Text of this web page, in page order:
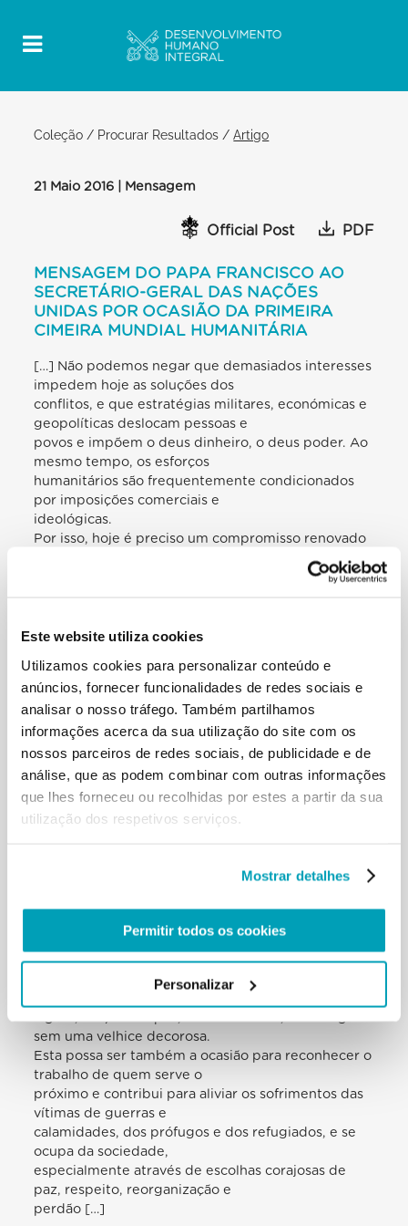
Este website utiliza cookies
Utilizamos cookies para personalizar conteúdo e
anúncios, fornecer funcionalidades de redes sociais e
analisar o nosso tráfego. Também partilhamos
informações acerca da sua utilização do site com os
nossos parceiros de redes sociais, de publicidade e de
análise, que as podem combinar com outras informações
que lhes forneceu ou recolhidas por estes a partir da sua
utilização dos respetivos serviços.
Mostrar detalhes
Permitir todos os cookies
Personalizar
Coleção / Procurar Resultados /Artigo
21 Maio 2016 | Mensagem
Official Post PDF
MENSAGEM DO PAPA FRANCISCO AO
SECRETÁRIO-GERAL DAS NAÇÕES
UNIDAS POR OCASIÃO DA PRIMEIRA
CIMEIRA MUNDIAL HUMANITÁRIA
[…] Não podemos negar que demasiados interesses
impedem hoje as soluções dos
conflitos, e que estratégias militares, económicas e
geopolíticas deslocam pessoas e
povos e impõem o deus dinheiro, o deus poder. Ao
mesmo tempo, os esforços
humanitários são frequentemente condicionados
por imposições comerciais e
ideológicas.
Por isso, hoje é preciso um compromisso renovado
na sua vida quotidiana e salvaguardar a sua
Contemporaneamente, é
cultural e social dos povos; sem
que isto leve a fechamentos mas que favoreça a
cooperação, o diálogo e,
especialmente, a paz.
«Não deixar ninguém para trás» e «Fazer o melhor
que pudermos» pedem-nos que
responsabilidade das decisões e ações
diante das vítimas. Façamo-lo primeiro
diversas habilidades e setores de
Noutras palavras: não deve existir
acolhimento, pessoa alguma sem
dignidade, ferido algum sem assistência, criança
sem uma velhice decorosa.
Esta possa ser também a ocasião para reconhecer o
trabalho de quem serve o
próximo e contribui para aliviar os sofrimentos das
vítimas de guerras e
calamidades, dos prófugos e dos refugiados, e se
ocupa da sociedade,
especialmente através de escolhas corajosas de
paz, respeito, reorganização e
perdão […]